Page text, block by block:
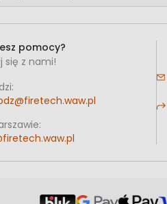
pomocy?
się z nami!